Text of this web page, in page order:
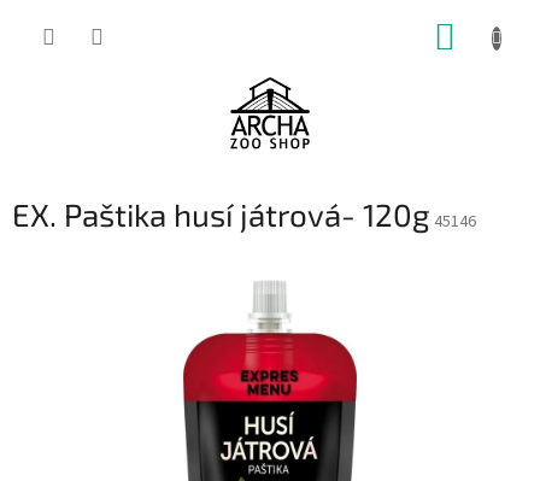
EX. Paštika husí játrová- 120g 45146